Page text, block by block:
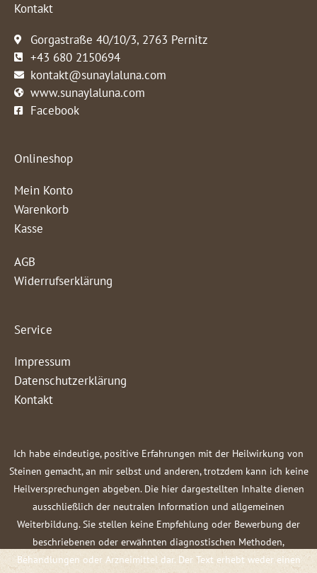
Kontakt
Gorgastraße 40/10/3, 2763 Pernitz
+43 680 2150694
kontakt@sunaylaluna.com
www.sunaylaluna.com
Facebook
Onlineshop
Mein Konto
Warenkorb
Kasse
AGB
Widerrufserklärung
Service
Impressum
Datenschutzerklärung
Kontakt
Ich habe eindeutige, positive Erfahrungen mit der Heilwirkung von
Steinen gemacht, an mir selbst und anderen, trotzdem kann ich keine
Heilversprechungen abgeben. Die hier dargestellten Inhalte dienen
ausschließlich der neutralen Information und allgemeinen
Weiterbildung. Sie stellen keine Empfehlung oder Bewerbung der
beschriebenen oder erwähnten diagnostischen Methoden,
Behandlungen oder Arzneimittel dar. Der Text erhebt weder einen